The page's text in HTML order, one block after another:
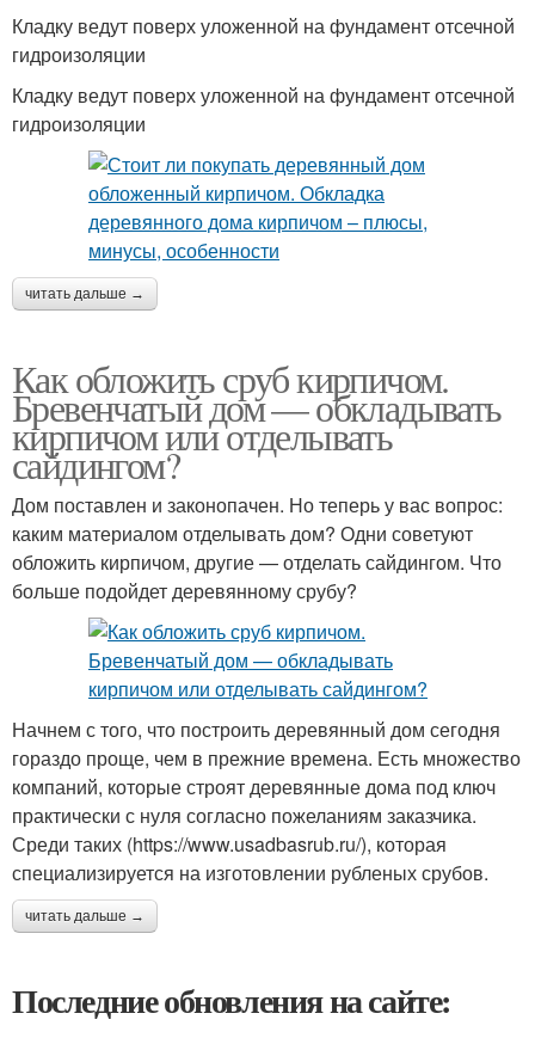
Кладку ведут поверх уложенной на фундамент отсечной
гидроизоляции
Кладку ведут поверх уложенной на фундамент отсечной
гидроизоляции
читать дальше →
Как обложить сруб кирпичом.
Бревенчатый дом — обкладывать
кирпичом или отделывать
сайдингом?
Дом поставлен и законопачен. Но теперь у вас вопрос:
каким материалом отделывать дом? Одни советуют
обложить кирпичом, другие — отделать сайдингом. Что
больше подойдет деревянному срубу?
Начнем с того, что построить деревянный дом сегодня
гораздо проще, чем в прежние времена. Есть множество
компаний, которые строят деревянные дома под ключ
практически с нуля согласно пожеланиям заказчика.
Среди таких (https://www.usadbasrub.ru/), которая
специализируется на изготовлении рубленых срубов.
читать дальше →
Последние обновления на сайте: